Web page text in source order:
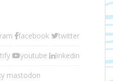
facebook twitter
youtube linkedin
mastodon